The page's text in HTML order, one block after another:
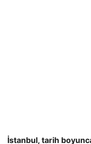
İstanbul, tarih